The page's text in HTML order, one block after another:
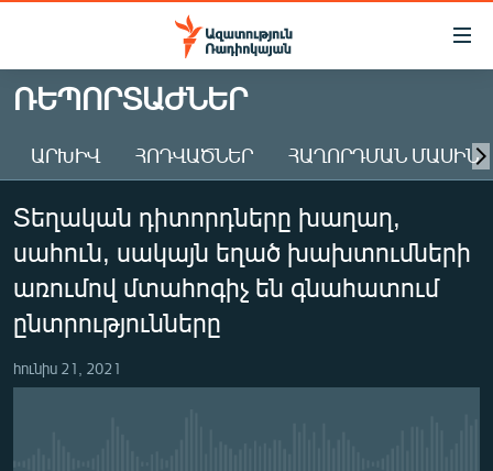
Մատչելիության
Անցնել
հիմնական
Անցնել
հիմնական
մենյուին
Որոնում
ԱԶԱՏՈՒԹՅՈՒՆ TV
ՀԱՅԱՍՏԱՆ
ԸՆՏՐՈՒԹՅՈՒՆՆԵՐ 2026
ԻՐԱՎՈՒՆՔ
ՀԱՍԱՐԱԿՈՒԹՅՈՒՆ
ՂԱՐԱԲԱՂ
ՌԵՊՈՐՏԱԺՆԵՐ
ԱՐԽԻՎ ՀՈԴՎԱԾՆԵՐ ՀԱՂՈՐԴՄԱՆ ՄԱՍԻՆ
Տեղական դիտորդները խաղաղ,
սահուն, սակայն եղած խախտումների
առումով մտահոգիչ են գնահատում
ընտրությունները
հունիս 21, 2021